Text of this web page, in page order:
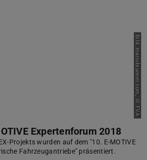
Bild: mariobrunner.com, © FVA
Expertenforum 2018
Projekts wurden auf dem "10. E-MOTIVE
Fahrzeugantriebe" präsentiert.